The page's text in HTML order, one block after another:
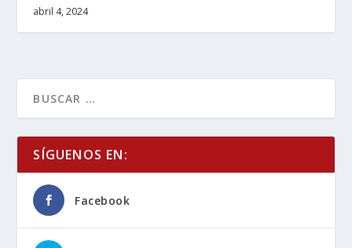
abril 4, 2024
SÍGUENOS EN:
Facebook